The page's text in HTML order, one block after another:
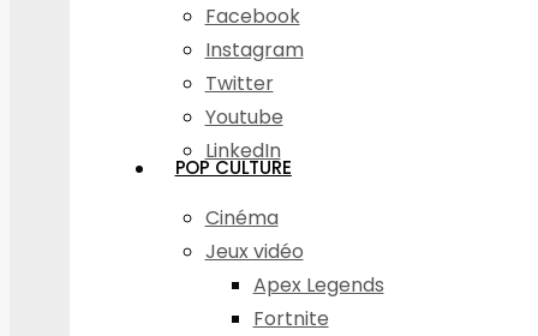
Facebook
Instagram
Twitter
Youtube
LinkedIn
POP CULTURE
Cinéma
Jeux vidéo
Apex Legends
Fortnite